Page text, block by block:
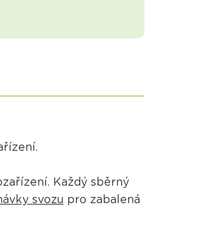
Každý sběrný
svozu pro zabalená